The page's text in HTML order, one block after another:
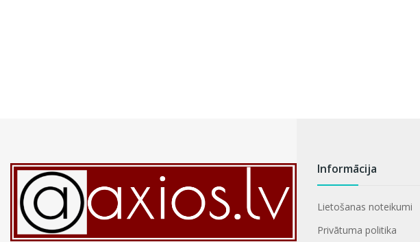
Informācija
Lietošanas noteikumi
Privātuma politika